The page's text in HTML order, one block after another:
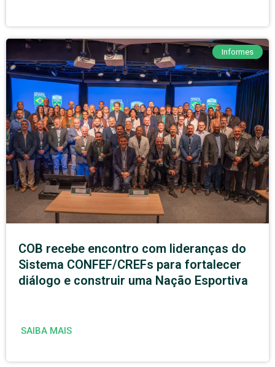
Informes
COB recebe encontro com lideranças do
Sistema CONFEF/CREFs para fortalecer
diálogo e construir uma Nação Esportiva
SAIBA MAIS